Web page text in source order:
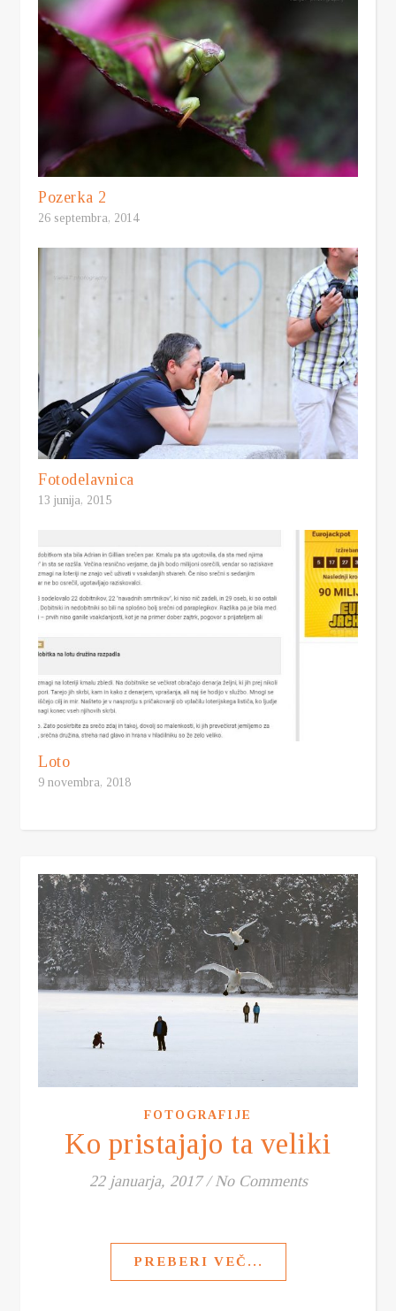
Pozerka 2
26 septembra, 2014
Fotodelavnica
13 junija, 2015
Loto
9 novembra, 2018
FOTOGRAFIJE
Ko pristajajo ta veliki
22 januarja, 2017 / No Comments
PREBERI VEČ...